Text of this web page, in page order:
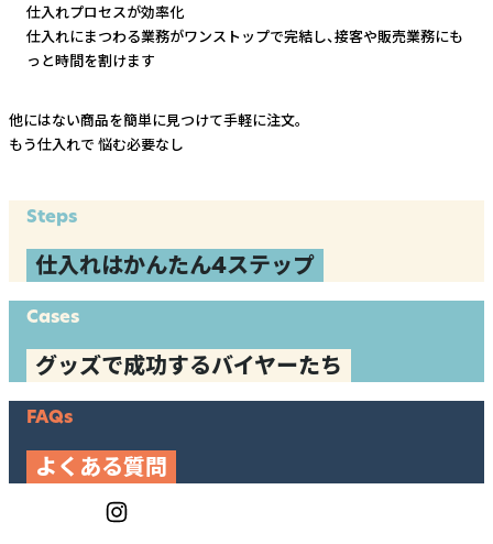
仕入れプロセスが効率化
仕入れにまつわる業務がワンストップで完結し、接客や販売業務にも
っと時間を割けます
他にはない商品を簡単に見つけて手軽に注文。
もう仕入れで 悩む必要なし
Steps
仕入れはかんたん4ステップ
Cases
グッズで成功するバイヤーたち
FAQs
よくある質問